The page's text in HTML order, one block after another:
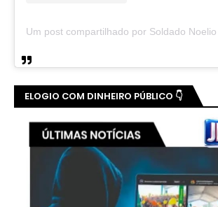
ELOGIO COM DINHEIRO PÚBLICO 👇